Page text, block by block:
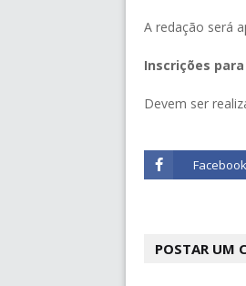
A redação será
Inscrições
Devem ser
Facebook
POSTAR UM